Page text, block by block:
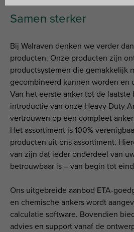
Samen sterker
Bij Walraven denken we verder
producten. Onze producten zijn
productsystemen die gemakkelijk
gecombineerd kunnen worden en
Van het eerste anker tot de laatste
introductie van onze Heavy Duty
vertrouwen op een compleet
Het assortiment is 100%
producten uit ons assortiment.
van zijn dat ieder onderdeel van
betrouwbaar is – van begin tot
Ons uitgebreide aanbod ETA-
en chemische ankers wordt
calculatie software. Bovendien
advies en support vanaf de